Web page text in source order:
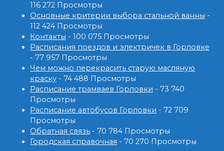
116 272 Просмотры
Основные критерии выбора стальной ванны -
112 424 Просмотры
Контакты - 100 075 Просмотры
Расписания поездов и электричек в Горловке
- 77 957 Просмотры
Чем можно перекрасить старую масляную
краску - 74 488 Просмотры
Расписание трамваев Горловки - 73 740
Просмотры
Расписание автобусов Горловки - 72 709
Просмотры
Обратная связь - 70 784 Просмотры
Городская справочная - 70 270 Просмотры